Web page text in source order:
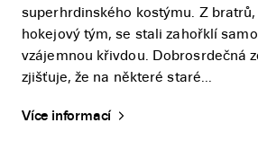
superhrdinského kostýmu. Z
hokejový tým, se stali zahořklí
vzájemnou křivdou. Dobrosrdečná
zjišťuje, že na některé staré...
Více informací